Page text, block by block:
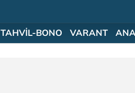
TAHVİL-BONO VARANT